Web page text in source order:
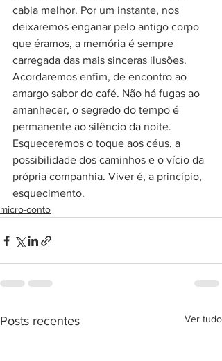
cabia melhor. Por um instante, nos
deixaremos enganar pelo antigo corpo
que éramos, a memória é sempre
carregada das mais sinceras ilusões.
Acordaremos enfim, de encontro ao
amargo sabor do café. Não há fugas ao
amanhecer, o segredo do tempo é
permanente ao silêncio da noite.
Esqueceremos o toque aos céus, a
possibilidade dos caminhos e o vício da
própria companhia. Viver é, a princípio,
esquecimento.
micro-conto
Posts recentes Ver tudo